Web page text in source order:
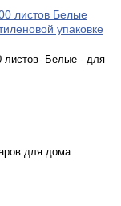
листов Белые
упаковке
листов- Белые - для
для дома